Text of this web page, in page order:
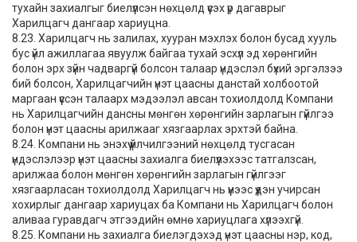
тухайн захиалгыг биелүүлсэн нөхцөлд үүсэх үр дагаврыг
Харилцагч дангаар хариуцна.
8.23. Харилцагч нь залилах, хууран мэхлэх болон бусад хууль
бус үйл ажиллагаа явуулж байгаа тухай эсхүл эд хөрөнгийн
болон эрх зүйн чадваргүй болсон талаар үндэслэл бүхий эргэлзээ
бий болсон, Харилцагчийн үнэт цаасны данстай холбоотой
маргаан үүссэн талаарх мэдээлэл авсан тохиолдолд Компани
нь Харилцагчийн дансны мөнгөн хөрөнгийн зарлагын гүйлгээ
болон үнэт цаасны арилжааг хязгаарлах эрхтэй байна.
8.24. Компани нь энэхүү үйлчилгээний нөхцөлд тусгасан
үндэслэлээр үнэт цаасны захиалга биелүүлэхээс татгалзсан,
арилжаа болон мөнгөн хөрөнгийн зарлагын гүйлгээг
хязгаарласан тохиолдолд Харилцагч нь үүнээс үүдэн учирсан
хохирлыг дангаар хариуцах ба Компани нь Харилцагч болон
аливаа гуравдагч этгээдийн өмнө хариуцлага хүлээхгүй.
8.25. Компани нь захиалга биелэгдэхэд үнэт цаасны нэр, код,